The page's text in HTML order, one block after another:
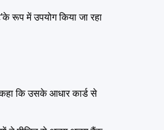
रूप में उपयोग किया जा रहा
कि उसके आधार कार्ड से